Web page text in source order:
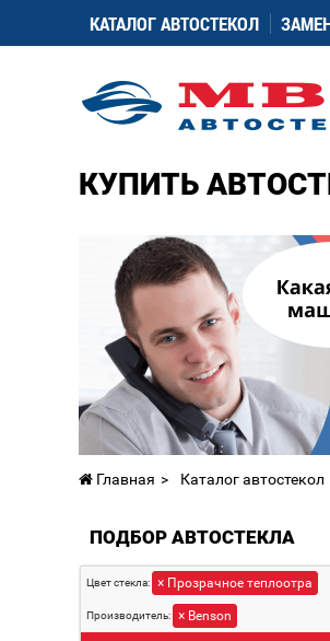
КАТАЛОГ АВТОСТЕКОЛ
КУПИТЬ
Главная Каталог автостекол
ПОДБОР АВТОСТЕКЛА
Цвет стекла: × Прозрачное теплоотра
Производитель: × Benson